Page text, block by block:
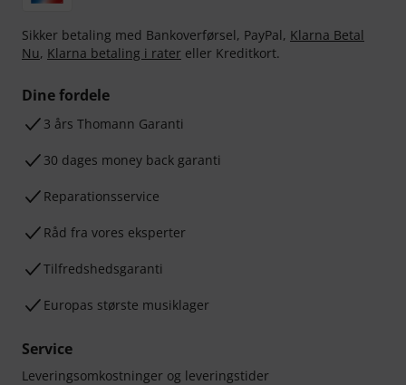
Sikker betaling med Bankoverførsel, PayPal, Klarna Betal
Nu, Klarna betaling i rater eller Kreditkort.
Dine fordele
3 års Thomann Garanti
30 dages money back garanti
Reparationsservice
Råd fra vores eksperter
Tilfredshedsgaranti
Europas største musiklager
Service
Leveringsomkostninger og leveringstider